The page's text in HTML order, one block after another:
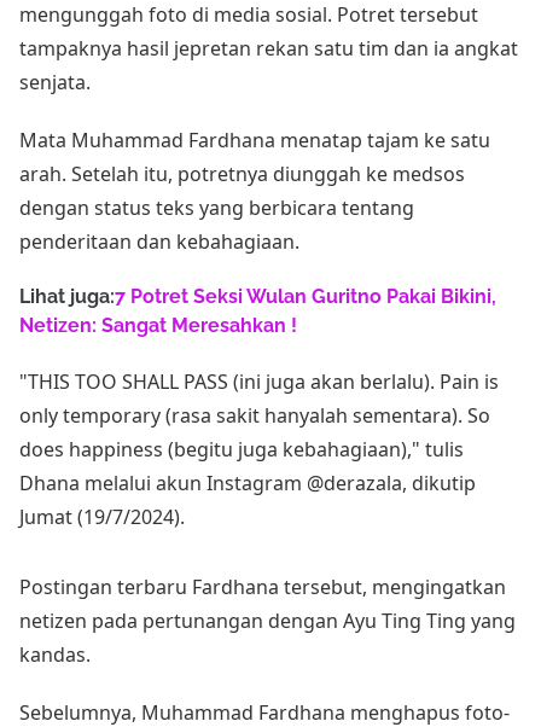
mengunggah foto di media sosial. Potret tersebut
tampaknya hasil jepretan rekan satu tim dan ia angkat
senjata.
Mata Muhammad Fardhana menatap tajam ke satu
arah. Setelah itu, potretnya diunggah ke medsos
dengan status teks yang berbicara tentang
penderitaan dan kebahagiaan.
Lihat juga:7 Potret Seksi Wulan Guritno Pakai Bikini,
Netizen: Sangat Meresahkan !
"THIS TOO SHALL PASS (ini juga akan berlalu). Pain is
only temporary (rasa sakit hanyalah sementara). So
does happiness (begitu juga kebahagiaan)," tulis
Dhana melalui akun Instagram @derazala, dikutip
Jumat (19/7/2024).
Postingan terbaru Fardhana tersebut, mengingatkan
netizen pada pertunangan dengan Ayu Ting Ting yang
kandas.
Sebelumnya, Muhammad Fardhana menghapus foto-